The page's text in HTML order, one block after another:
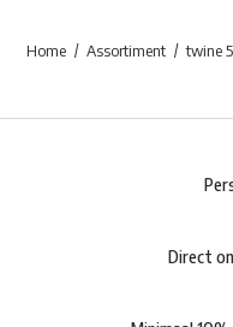
Waar ben je naar op
Home Assortiment twine
Direct